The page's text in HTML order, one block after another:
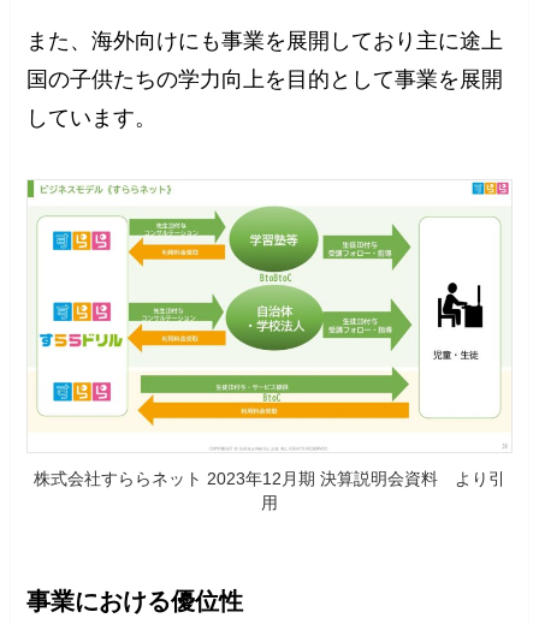
また、海外向けにも事業を展開しており主に途上
国の子供たちの学力向上を目的として事業を展開
しています。
株式会社すららネット 2023年12月期 決算説明会資料 より引
用
事業における優位性